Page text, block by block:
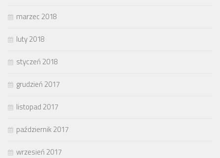
marzec 2018
luty 2018
styczeń 2018
grudzień 2017
listopad 2017
październik 2017
wrzesień 2017